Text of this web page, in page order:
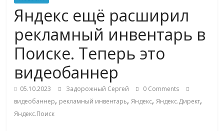
Commerce,
омниканальном
ритейле,
логистике,
Яндекс ещё расширил
рекламный инвентарь в
Поиске. Теперь это
видеобаннер
05.10.2023 Задорожный Сергей
0 Comments
видеобаннер, рекламный инвентарь,Яндекс,Яндекс.Директ,
Яндекс.Поиск